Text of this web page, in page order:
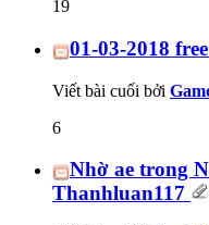
19
01-03-2018
Viết bài cuối bởi
6
Nhờ ae trong
Thanhluan117